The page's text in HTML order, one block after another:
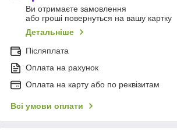
Ви отримаєте замовлення
або гроші повернуться на вашу картку
Детальніше
Післяплата
Оплата на рахунок
Оплата на карту або по реквізитам
Всі умови оплати